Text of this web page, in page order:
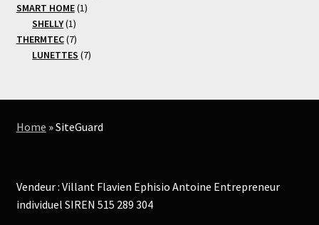
SMART HOME 11
SHELLY 11
produit
THERMTEC 77
produits
LUNETTES 77
Home »SiteGuard
Vendeur : Villant Flavien Ephisio Antoine Entrepreneur
individuel SIREN 515 289 304